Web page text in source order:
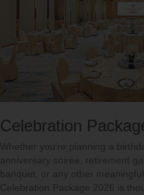
Celebration
Whether you're planning a
anniversary soirée, retirement
banquet, or any other
Celebration Package 2026 is